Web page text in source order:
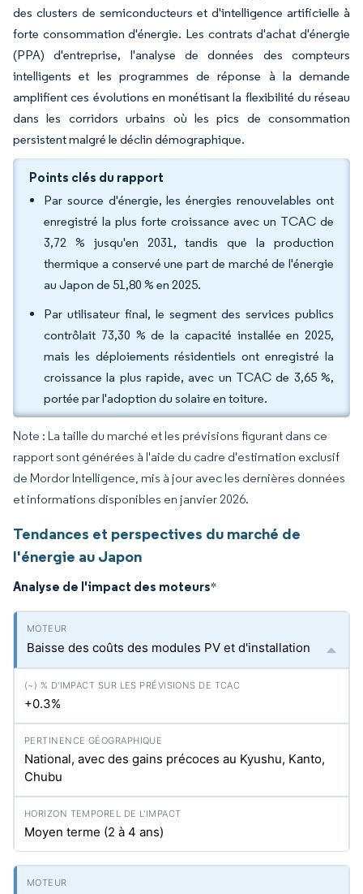
des clusters de semiconducteurs et d'intelligence artificielle à
forte consommation d'énergie. Les contrats d'achat d'énergie
(PPA) d'entreprise, l'analyse de données des compteurs
intelligents et les programmes de réponse à la demande
amplifient ces évolutions en monétisant la flexibilité du réseau
dans les corridors urbains où les pics de consommation
persistent malgré le déclin démographique.
Points clés du rapport
Par source d'énergie, les énergies renouvelables ont
enregistré la plus forte croissance avec un TCAC de
3,72 % jusqu'en 2031, tandis que la production
thermique a conservé une part de marché de l'énergie
au Japon de 51,80 % en 2025.
Par utilisateur final, le segment des services publics
contrôlait 73,30 % de la capacité installée en 2025,
mais les déploiements résidentiels ont enregistré la
croissance la plus rapide, avec un TCAC de 3,65 %,
portée par l'adoption du solaire en toiture.
Note : La taille du marché et les prévisions figurant dans ce
rapport sont générées à l'aide du cadre d'estimation exclusif
de Mordor Intelligence, mis à jour avec les dernières données
et informations disponibles en janvier 2026.
Tendances et perspectives du marché de
l'énergie au Japon
Analyse de l'impact des moteurs*
Baisse des coûts des modules PV et d'installation
+0.3%
National, avec des gains précoces au Kyushu, Kanto,
Chubu
Moyen terme (2 à 4 ans)